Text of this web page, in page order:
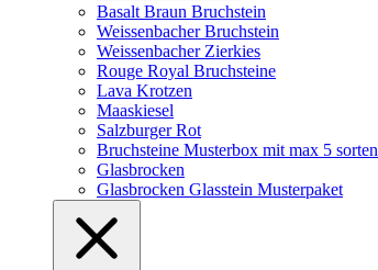
Basalt Braun Bruchstein
Weissenbacher Bruchstein
Weissenbacher Zierkies
Rouge Royal Bruchsteine
Lava Krotzen
Maaskiesel
Salzburger Rot
Bruchsteine Musterbox mit max 5 sorten
Glasbrocken
Glasbrocken Glasstein Musterpaket